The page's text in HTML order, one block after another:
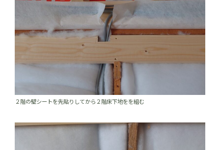
２階の壁シートを先貼りしてから２階床下地をを組む